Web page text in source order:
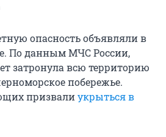
опасность объявляли в
По данным МЧС России,
затронула всю территорию
побережье.
призвалиукрыться в